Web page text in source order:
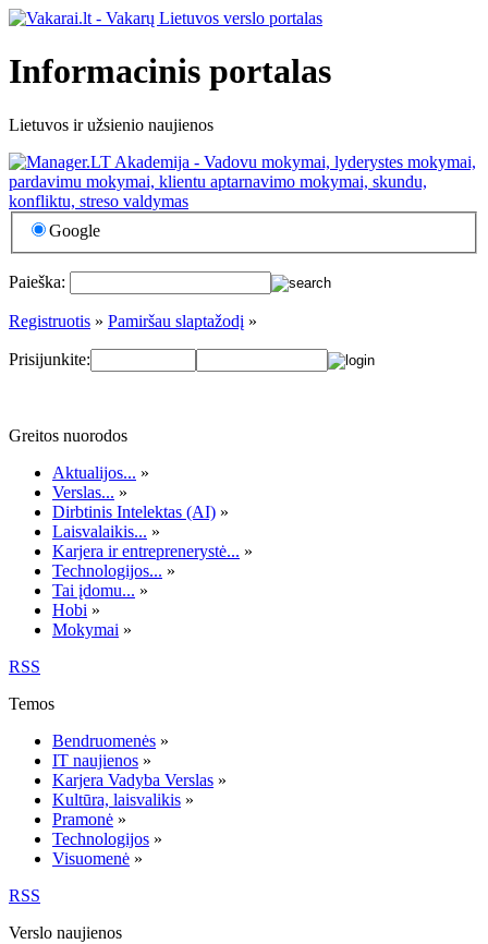
Informacinis portalas
Lietuvos ir užsienio naujienos
Google
Paieška:
Registruotis » Pamiršau slaptažodį »
Prisijunkite:
Greitos nuorodos
Aktualijos... »
Verslas... »
Dirbtinis Intelektas (AI) »
Laisvalaikis... »
Karjera ir entreprenerystė... »
Technologijos... »
Tai įdomu... »
Hobi »
Mokymai »
RSS
Temos
Bendruomenės »
IT naujienos »
Karjera Vadyba Verslas »
Kultūra, laisvalikis »
Pramonė »
Technologijos »
Visuomenė »
RSS
Verslo naujienos